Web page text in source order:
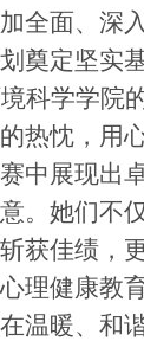
全面、深
奠定坚实基
科学学院
热忱，用
中展现出
。她们不
获佳绩，
理健康教
温暖、和